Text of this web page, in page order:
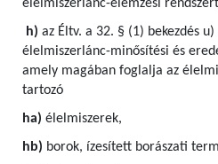
élelmiszerlánc-elemzési
h) az Éltv. a 32. § (1) bekezdés
élelmiszerlánc-minősítési és
amely magában foglalja az
tartozó
ha) élelmiszerek,
hb) borok, ízesített borászati